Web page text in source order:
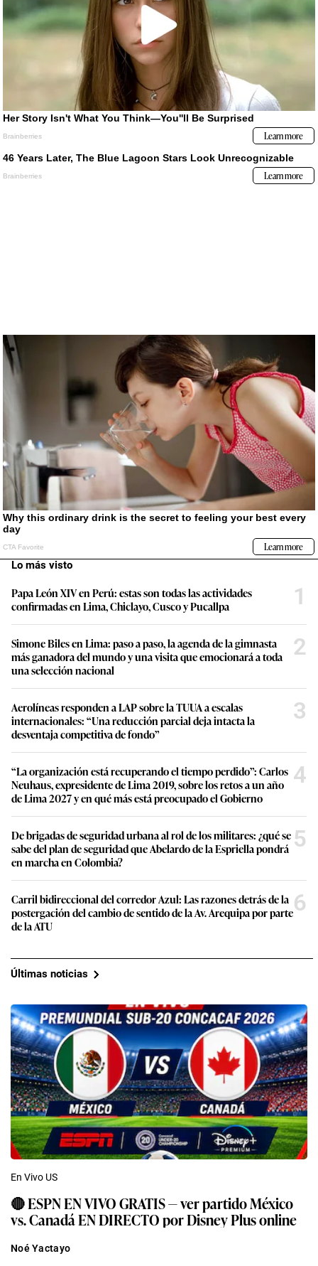
Lo más visto
Papa León XIV en Perú: estas son todas las actividades
confirmadas en Lima, Chiclayo, Cusco y Pucallpa
1
Simone Biles en Lima: paso a paso, la agenda de la gimnasta
más ganadora del mundo y una visita que emocionará a toda
una selección nacional
2
Aerolíneas responden a LAP sobre la TUUA a escalas
internacionales: “Una reducción parcial deja intacta la
desventaja competitiva de fondo”
3
“La organización está recuperando el tiempo perdido”: Carlos
Neuhaus, expresidente de Lima 2019, sobre los retos a un año
de Lima 2027 y en qué más está preocupado el Gobierno
4
De brigadas de seguridad urbana al rol de los militares: ¿qué se
sabe del plan de seguridad que Abelardo de la Espriella pondrá
en marcha en Colombia?
5
Carril bidireccional del corredor Azul: Las razones detrás de la
postergación del cambio de sentido de la Av. Arequipa por parte
de la ATU
6
Últimas noticias
En Vivo US
🔴 ESPN EN VIVO GRATIS — ver partido México
vs. Canadá EN DIRECTO por Disney Plus online
Noé Yactayo